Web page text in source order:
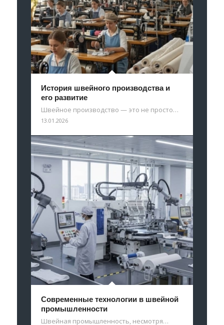
История швейного производства и
его развитие
Швейное производство — это не просто…
13.01.2026
Современные технологии в швейной
промышленности
Швейная промышленность, несмотря…